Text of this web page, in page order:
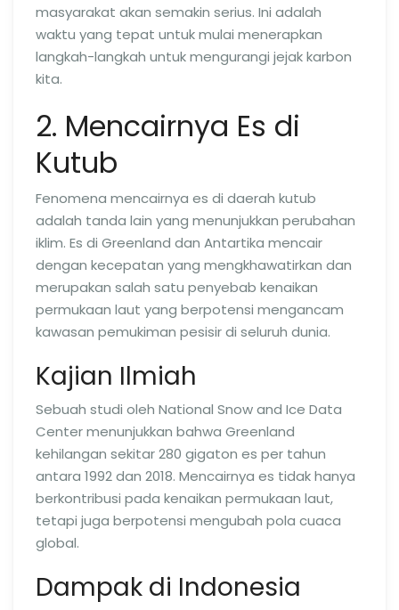
masyarakat akan semakin serius. Ini adalah
waktu yang tepat untuk mulai menerapkan
langkah-langkah untuk mengurangi jejak karbon
kita.
2. Mencairnya Es di
Kutub
Fenomena mencairnya es di daerah kutub
adalah tanda lain yang menunjukkan perubahan
iklim. Es di Greenland dan Antartika mencair
dengan kecepatan yang mengkhawatirkan dan
merupakan salah satu penyebab kenaikan
permukaan laut yang berpotensi mengancam
kawasan pemukiman pesisir di seluruh dunia.
Kajian Ilmiah
Sebuah studi oleh National Snow and Ice Data
Center menunjukkan bahwa Greenland
kehilangan sekitar 280 gigaton es per tahun
antara 1992 dan 2018. Mencairnya es tidak hanya
berkontribusi pada kenaikan permukaan laut,
tetapi juga berpotensi mengubah pola cuaca
global.
Dampak di Indonesia